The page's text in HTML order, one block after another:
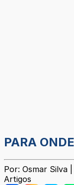
PARA
Por: Osmar Silva
Artigos